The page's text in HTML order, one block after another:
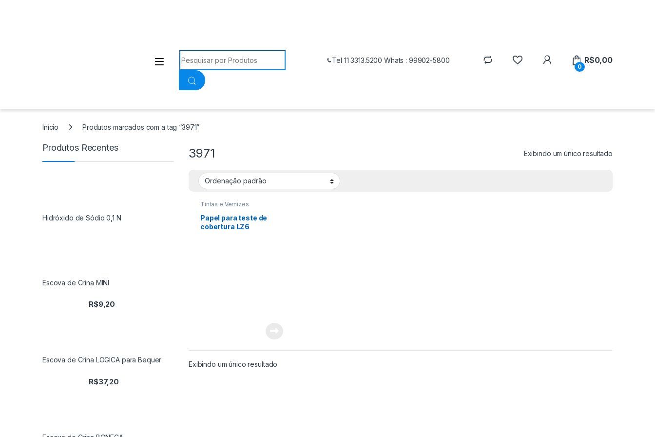
Procurar:
Tel 11 3313.5200 Whats : 99902-5800
0
R$0,00
Início Produtos marcados com a tag “3971”
3971 Exibindo um único resultado
Tintas e Vernizes
Papel para teste de
cobertura LZ6
Exibindo um único resultado
Produtos Recentes
Hidróxido de Sódio 0,1 N
Escova de Crina MINI
R$9,20
Escova de Crina LOGICA para Bequer
R$37,20